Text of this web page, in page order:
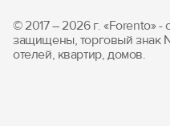
© 2017 – 2026 г. «Forento»
защищены, торговый знак
отелей, квартир, домов.